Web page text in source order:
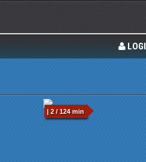
| 2 / 124 min